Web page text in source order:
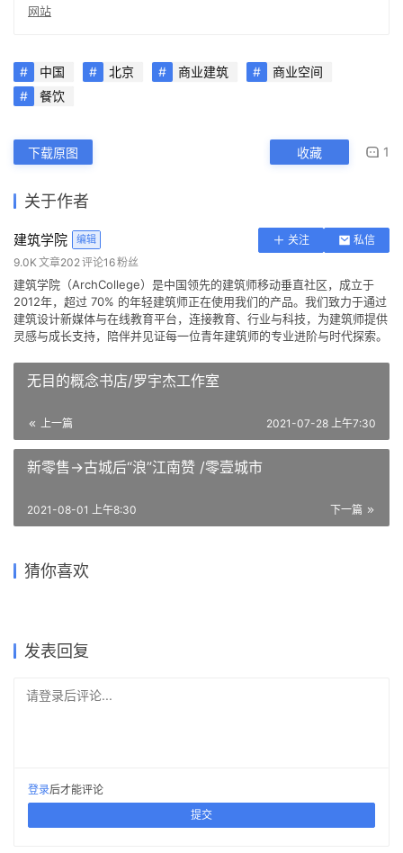
网站
中国 北京 商业建筑
商业空间
餐饮
下载原图 收藏 1
关于作者
建筑学院 编辑 关注
私信
9.0K 文章202评论16粉丝
建筑学院（ArchCollege）是中国领先的建筑师移动垂直社区，成立于
2012年，超过 70% 的年轻建筑师正在使用我们的产品。我们致力于通过
建筑设计新媒体与在线教育平台，连接教育、行业与科技，为建筑师提供
灵感与成长支持，陪伴并见证每一位青年建筑师的专业进阶与时代探索。
无目的概念书店/罗宇杰工作室
上一篇 2021-07-28 上午7:30
新零售→古城后“浪”江南赞 /零壹城市
下一篇
2021-08-01 上午8:30
猜你喜欢
么获国家级科学技术奖？
一个模糊暧昧的空间容器——
发表回复
请登录后评论...
登录后才能评论
提交